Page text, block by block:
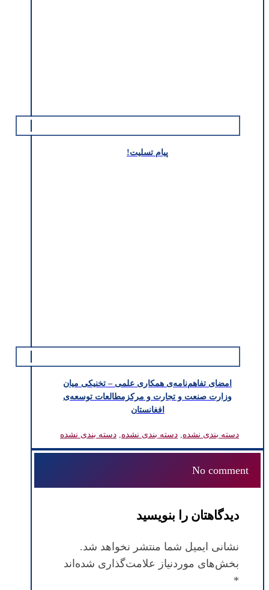
پیام تسلیت!
امضای تفاهم‌نامه‌ی همکاری علمی – تخنیکی میان
وزارت صنعت و تجارت و مرکزمطالعات توسعه‌ی
افغانستان
دسته بندی نشده, دسته بندی نشده, دسته بندی نشده
No comment
دیدگاهتان را بنویسید
نشانی ایمیل شما منتشر نخواهد شد.
بخش‌های موردنیاز علامت‌گذاری شده‌اند
*